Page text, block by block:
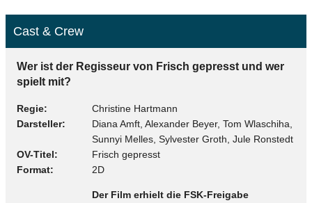
Cast & Crew
Wer ist der Regisseur von Frisch gepresst und wer
spielt mit?
Regie
Christine Hartmann
Darsteller
Diana Amft, Alexander Beyer, Tom Wlaschiha,
Sunnyi Melles, Sylvester Groth, Jule Ronstedt
OV-Titel
Frisch gepresst
Format
2D
Der Film erhielt die FSK-Freigabe